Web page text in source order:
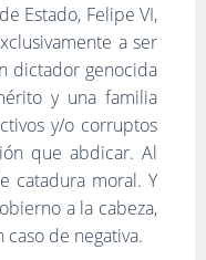
Estado, Felipe VI,
a ser
dictador genocida
y una familia
y/o corruptos
que abdicar. Al
catadura moral. Y
a la cabeza,
de negativa.